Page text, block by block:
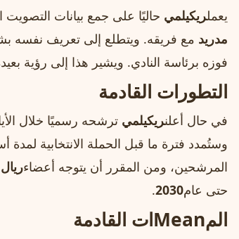
يعملريكيلمي حاليًا على جمع بيانات
مدريد مع فريقه. ويتطلع إلى تعريف نفسه
فوزه برئاسة النادي. ويشير هذا إلى رؤية
التطورات القادمة
في حال أعلنريكيلمي ترشحه رسميًا خلال
وستُمدد فترة ما قبل الحملة الانتخابية لمدة
المرشحين، ومن المقرر أن يتوجه أعضاء
حتى عام2030
.
المMeanات القادمة